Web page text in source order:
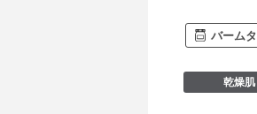
バーム
乾燥肌